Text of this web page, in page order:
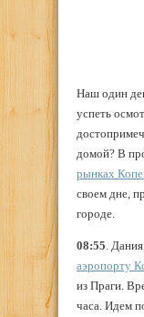
Наш один
успеть
домой? В
рынках
своем дне,
городе.
08:55 .
аэропорту
из Праги.
часа. Идем